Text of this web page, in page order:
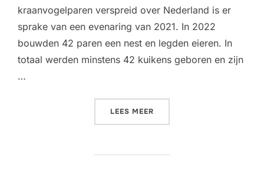
kraanvogelparen verspreid over Nederland is er
sprake van een evenaring van 2021. In 2022
bouwden 42 paren een nest en legden eieren. In
totaal werden minstens 42 kuikens geboren en zijn
…
LEES MEER